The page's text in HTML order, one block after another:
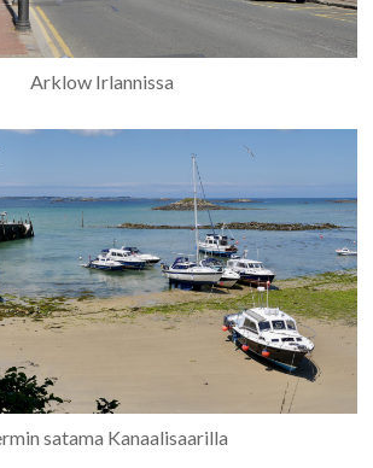
Arklow Irlannissa
satama Kanaalisaarilla